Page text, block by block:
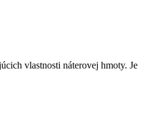
vlastnosti náterovej hmoty. Je